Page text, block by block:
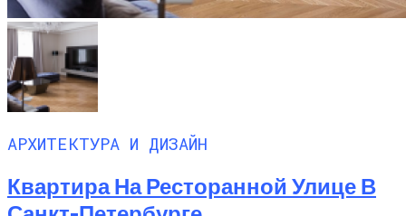
АРХИТЕКТУРА И ДИЗАЙН
Квартира На Ресторанной Улице В